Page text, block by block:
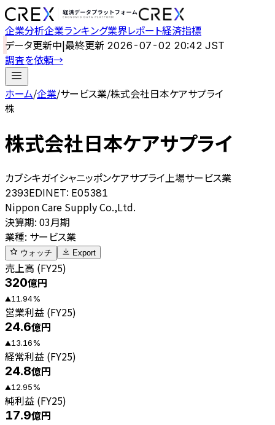
企業分析企業ランキング業界レポート経済指標
データ更新中|最終更新 2026-07-02 20:42 JST
調査を依頼→
ホーム/企業/サービス業/株式会社日本ケアサプライ
株
株式会社日本ケアサプライ
カブシキガイシャニッポンケアサプライ 上場サービス業
2393EDINET: E05381
Nippon Care Supply Co.,Ltd.
決算期: 03月期
業種: サービス業
ウォッチ Export
売上高 (FY25)
320億円
▲11.94%
営業利益 (FY25)
24.6億円
▲13.16%
経常利益 (FY25)
24.8億円
▲12.95%
純利益 (FY25)
17.9億円